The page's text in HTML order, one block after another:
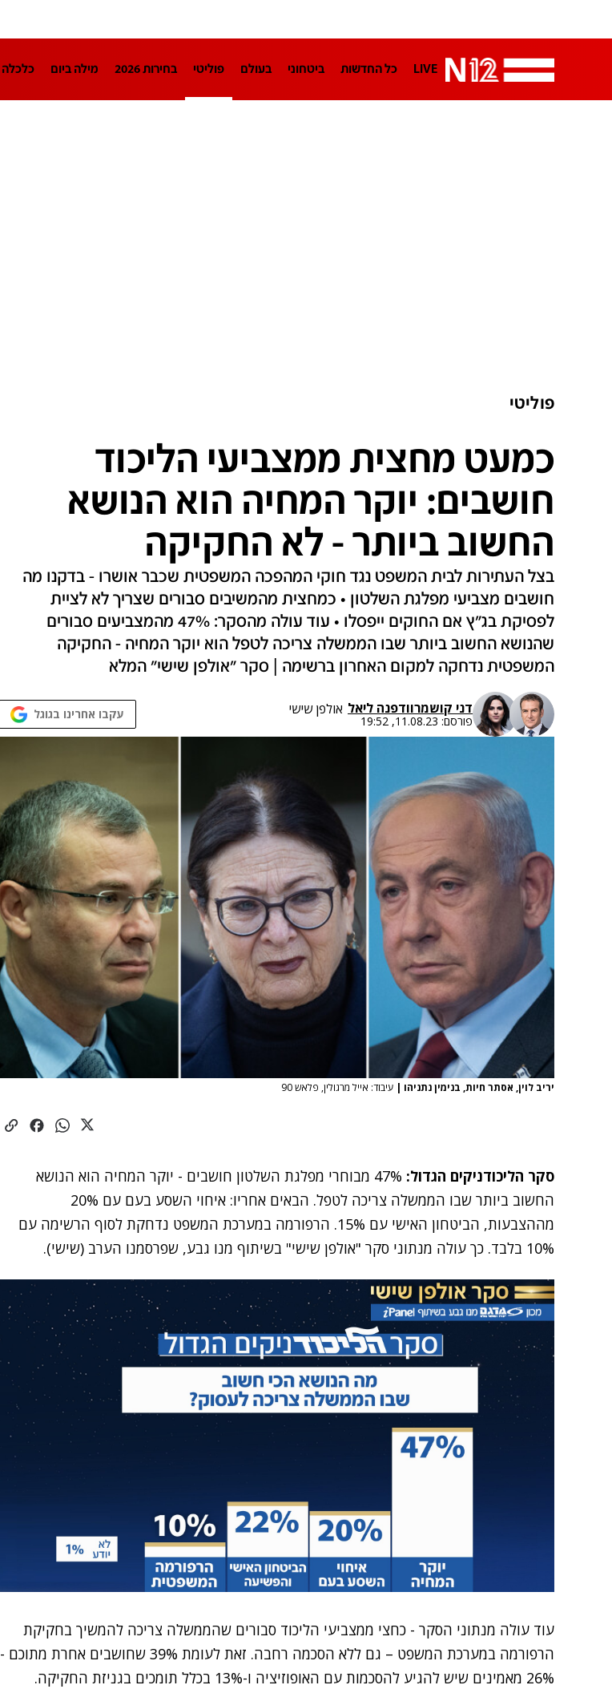
LIVE כל החדשות ביטחוני בעולם פוליטי בחירות 2026 מילה ביום כלכלה
פוליטי
כמעט מחצית ממצביעי הליכוד
חושבים: יוקר המחיה הוא הנושא
החשוב ביותר - לא החקיקה
בצל העתירות לבית המשפט נגד חוקי המהפכה המשפטית שכבר אושרו - בדקנו מה
חושבים מצביעי מפלגת השלטון • כמחצית מהמשיבים סבורים שצריך לא לציית
לפסיקת בג"ץ אם החוקים ייפסלו • עוד עולה מהסקר: 47% מהמצביעים סבורים
שהנושא החשוב ביותר שבו הממשלה צריכה לטפל הוא יוקר המחיה - החקיקה
המשפטית נדחקה למקום האחרון ברשימה | סקר "אולפן שישי" המלא
דני קושמרוודפנה ליאל אולפן שישי
פורסם: 11.08.23, 19:52 עקבו אחרינו בגוגל
יריב לוין, אסתר חיות, בנימין נתניהו | עיבוד: אייל מרגולין, פלאש 90
סקר הליכודניקים הגדול:
47% מבוחרי מפלגת השלטון חושבים - יוקר המחיה הוא הנושא
החשוב ביותר שבו הממשלה צריכה לטפל. הבאים אחריו: איחוי השסע בעם עם 20%
מההצבעות, הביטחון האישי עם 15%. הרפורמה במערכת המשפט נדחקת לסוף הרשימה עם
10% בלבד. כך עולה מנתוני סקר "אולפן שישי" בשיתוף מנו גבע, שפרסמנו הערב (שישי).
עוד עולה מנתוני הסקר - כחצי ממצביעי הליכוד סבורים שהממשלה צריכה להמשיך בחקיקת
הרפורמה במערכת המשפט – גם ללא הסכמה רחבה. זאת לעומת 39% שחושבים אחרת מתוכם -
26% מאמינים שיש להגיע להסכמות עם האופוזיציה ו-13% בכלל תומכים בגניזת החקיקה.